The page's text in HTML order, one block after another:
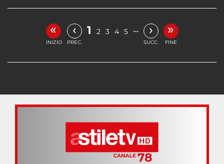
«
INIZIO
‹
PREC.
1 2 3 4 5 … ›
SUCC.
»
FINE